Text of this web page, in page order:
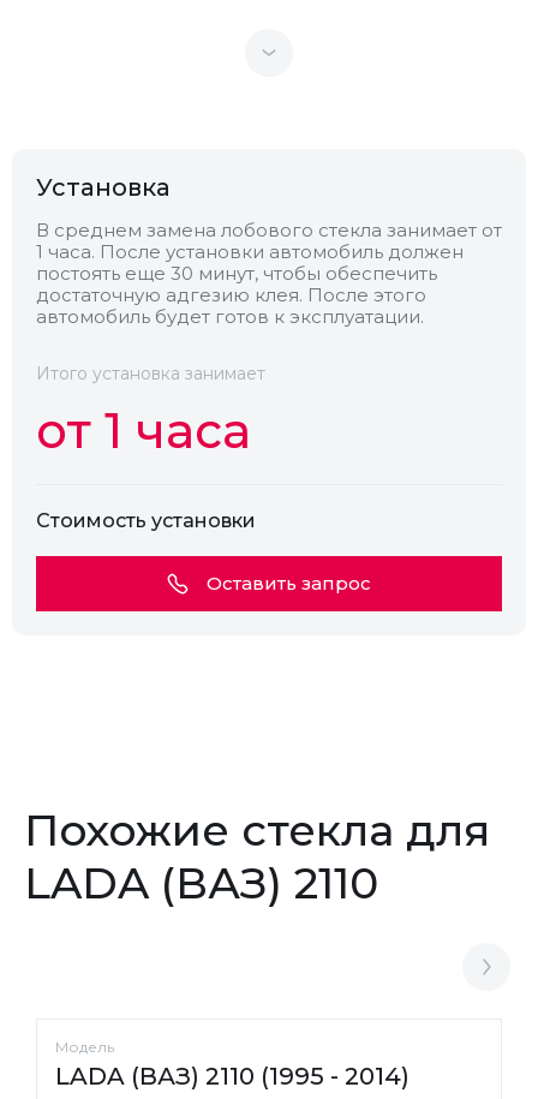
Теплопоглощающее
Обогрев
Установка
В среднем замена лобового стекла занимает от
1 часа. После установки автомобиль должен
постоять еще 30 минут, чтобы обеспечить
достаточную адгезию клея. После этого
автомобиль будет готов к эксплуатации.
Итого установка занимает
от 1 часа
Стоимость установки
Оставить запрос
Похожие стекла для
LADA (ВАЗ) 2110
Модель
LADA (ВАЗ) 2110 (1995 - 2014)